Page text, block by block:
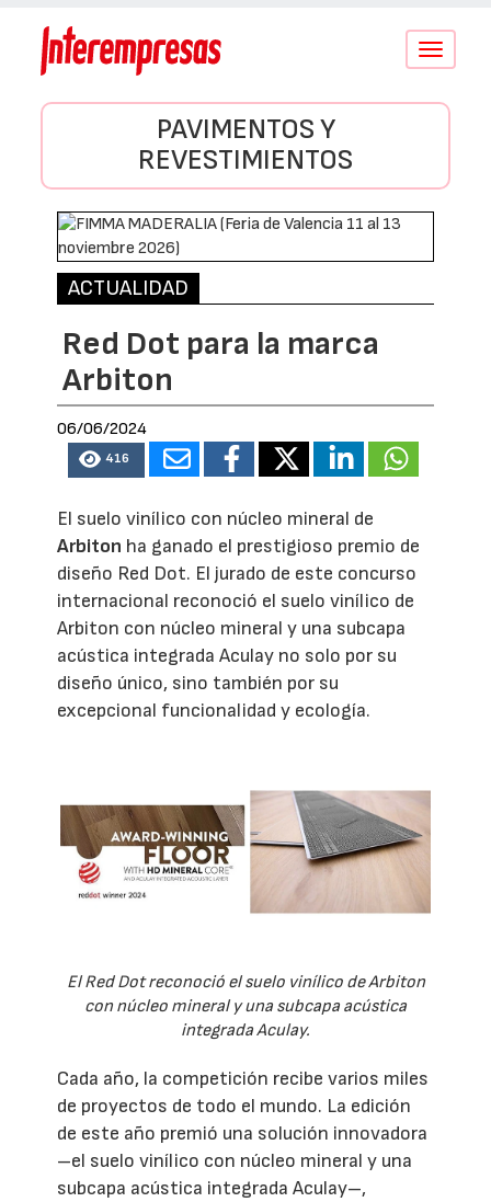
Conmutar
PAVIMENTOS Y
REVESTIMIENTOS
ACTUALIDAD
Red Dot para la marca
Arbiton
06/06/2024
416
El suelo vinílico con núcleo mineral de
Arbiton ha ganado el prestigioso premio de
diseño Red Dot. El jurado de este concurso
internacional reconoció el suelo vinílico de
Arbiton con núcleo mineral y una subcapa
acústica integrada Aculay no solo por su
diseño único, sino también por su
excepcional funcionalidad y ecología.
El Red Dot reconoció el suelo vinílico de Arbiton
con núcleo mineral y una subcapa acústica
integrada Aculay.
Cada año, la competición recibe varios miles
de proyectos de todo el mundo. La edición
de este año premió una solución innovadora
–el suelo vinílico con núcleo mineral y una
subcapa acústica integrada Aculay–,